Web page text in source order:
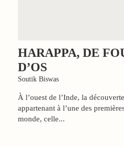
HARAPPA, DE
D’OS
Soutik Biswas
À l’ouest de l’Inde, la
appartenant à l’une des
monde, celle...